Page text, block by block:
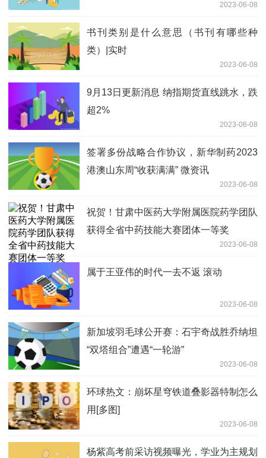
2023-06-08
书刊类别是什么意思（书刊有哪些种
类）|实时
2023-06-08
9月13日更新消息 纳指期货直线跳水，跌
超2%
2023-06-08
签署多份战略合作协议，新华制药2023
港澳山东周“收获满满” 微资讯
2023-06-08
祝贺！甘肃中医药大学附属医院药学团队
获得全省中药技能大赛团体一等奖
2023-06-08
属于王亚伟的时代一去不返 滚动
2023-06-08
新加坡羽毛球公开赛：石宇奇战胜乔纳坦
“双塔组合”遭遇“一轮游”
2023-06-08
环球热文：崩坏星穹铁道叠影器特制怎么
用[多图]
2023-06-08
杨紫高考前采访视频曝光，学业为主规划